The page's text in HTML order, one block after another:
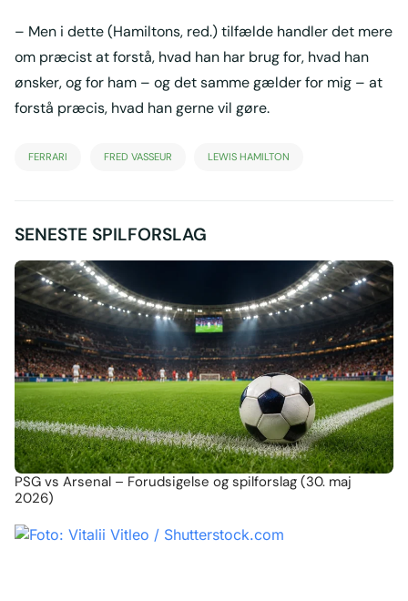
– Men i dette (Hamiltons, red.) tilfælde handler det mere
om præcist at forstå, hvad han har brug for, hvad han
ønsker, og for ham – og det samme gælder for mig – at
forstå præcis, hvad han gerne vil gøre.
FERRARI FRED VASSEUR LEWIS HAMILTON
SENESTE SPILFORSLAG
PSG vs Arsenal – Forudsigelse og spilforslag (30. maj
2026)